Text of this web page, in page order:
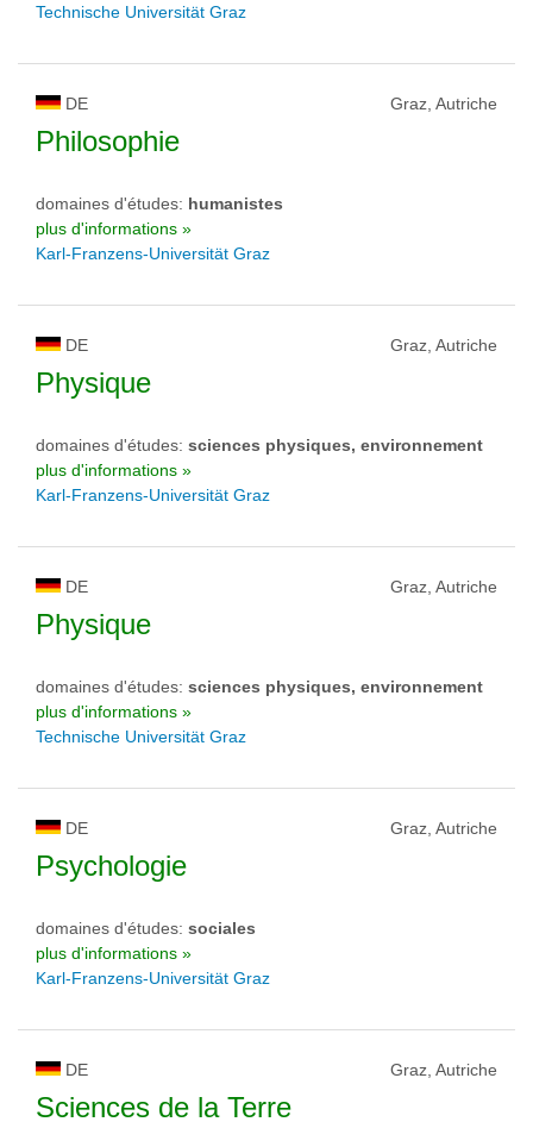
Technische Universität Graz
DE Graz, Autriche
Philosophie
domaines d'études: humanistes
plus d'informations »
Karl-Franzens-Universität Graz
DE Graz, Autriche
Physique
domaines d'études: sciences physiques, environnement
plus d'informations »
Karl-Franzens-Universität Graz
DE Graz, Autriche
Physique
domaines d'études: sciences physiques, environnement
plus d'informations »
Technische Universität Graz
DE Graz, Autriche
Psychologie
domaines d'études: sociales
plus d'informations »
Karl-Franzens-Universität Graz
DE Graz, Autriche
Sciences de la Terre